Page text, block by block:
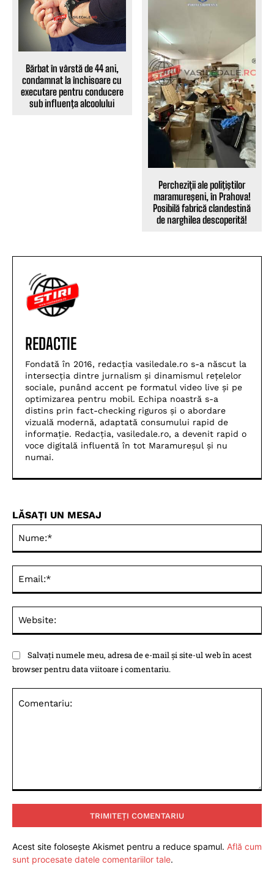
Bărbat în vârstă de 44 ani,
condamnat la închisoare cu
executare pentru conducere
sub influenţa alcoolului
Percheziții ale poliţiştilor
maramureşeni, în Prahova!
Posibilă fabrică clandestină
de narghilea descoperită!
REDACTIE
Fondată în 2016, redacția vasiledale.ro s-a născut la
intersecția dintre jurnalism și dinamismul rețelelor
sociale, punând accent pe formatul video live și pe
optimizarea pentru mobil. Echipa noastră s-a
distins prin fact-checking riguros și o abordare
vizuală modernă, adaptată consumului rapid de
informație. Redacția, vasiledale.ro, a devenit rapid o
voce digitală influentă în tot Maramureșul și nu
numai.
LĂSAȚI UN MESAJ
Salvați numele meu, adresa de e-mail și site-ul web în acest
browser pentru data viitoare i comentariu.
Acest site folosește Akismet pentru a reduce spamul. Află cum
sunt procesate datele comentariilor tale.